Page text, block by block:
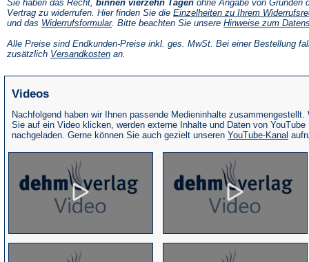
Sie haben das Recht, binnen vierzehn Tagen ohne Angabe von Gründen
Vertrag zu widerrufen. Hier finden Sie die Einzelheiten zu Ihrem
und das Widerrufsformular(Öffnet
einem
neuen
. Bitte beachten Sie unsere Hinweise zum
Alle Preise sind Endkunden-Preise inkl. ges. MwSt. Bei einer Bestellung
zusätzlich Versandkosten(Öffnet
an.
Videos
Nachfolgend haben wir Ihnen passende Medieninhalte zusammengestellt.
Sie auf ein Video klicken, werden externe Inhalte und Daten von YouTube
nachgeladen. Gerne können Sie auch gezielt unseren YouTube-Kanal